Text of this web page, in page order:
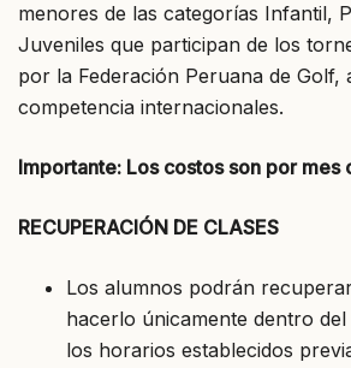
menores de las categorías Infantil,
Juveniles que participan de los
por la Federación Peruana de Golf,
competencia internacionales.
Importante: Los costos son por mes
RECUPERACIÓN DE CLASES
Los alumnos podrán
hacerlo únicamente dentro
los horarios establecidos